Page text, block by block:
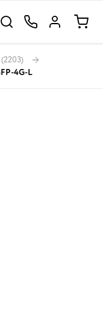
(2203)
4G-L